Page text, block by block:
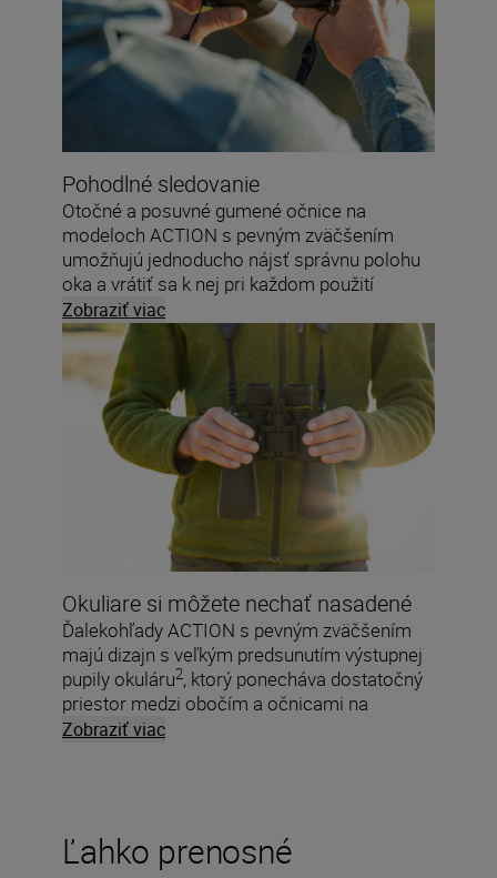
Pohodlné sledovanie
Otočné a posuvné gumené očnice na
modeloch ACTION s pevným zväčšením
umožňujú jednoducho nájsť správnu polohu
oka a vrátiť sa k nej pri každom použití
ďalekohľadu. Páčka priblíženia na modeloch
ACTION ZOOM umožňuje plynulo upravovať
zväčšenie počas prezerania.
Zobraziť viac
Okuliare si môžete nechať nasadené
Ďalekohľady ACTION s pevným zväčšením
majú dizajn s veľkým predsunutím výstupnej
pupily okuláru2, ktorý ponecháva dostatočný
priestor medzi obočím a očnicami na
dosiahnutie jasného zorného poľa aj pri
Zobraziť viac
Ľahko prenosné